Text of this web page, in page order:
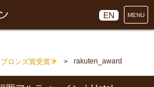
EN MENU
ブロンズ賞受賞 rakuten_award